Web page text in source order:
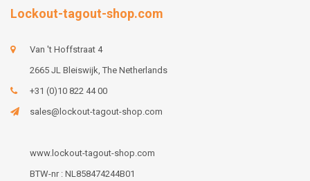
Lockout-tagout-shop.com
Van 't Hoffstraat 4
2665 JL Bleiswijk, The Netherlands
+31 (0)10 822 44 00
sales@lockout-tagout-shop.com
www.lockout-tagout-shop.com
BTW-nr : NL858474244B01